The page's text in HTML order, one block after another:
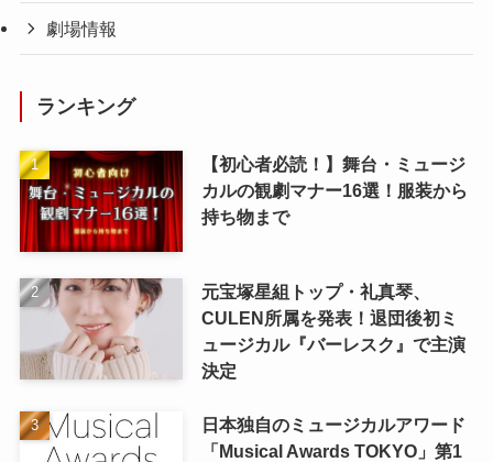
劇場情報
ランキング
【初心者必読！】舞台・ミュージ
カルの観劇マナー16選！服装から
持ち物まで
元宝塚星組トップ・礼真琴、
CULEN所属を発表！退団後初ミ
ュージカル『バーレスク』で主演
決定
日本独自のミュージカルアワード
「Musical Awards TOKYO」第1